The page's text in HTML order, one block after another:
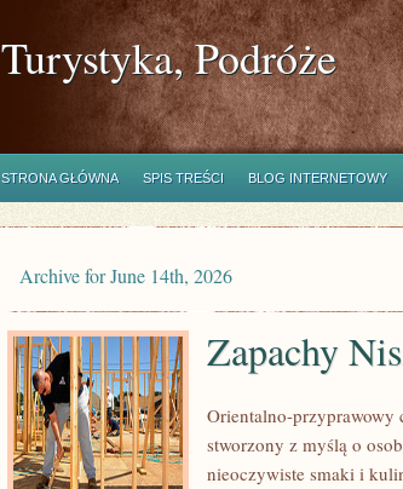
Turystyka, Podróże
STRONA GŁÓWNA SPIS TREŚCI BLOG INTERNETOWY
Archive for June 14th, 2026
Zapachy
Orientalno-przyprawowy
stworzony z myślą o
nieoczywiste smaki i